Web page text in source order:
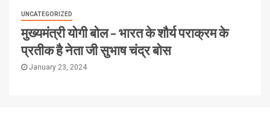
UNCATEGORIZED
मुख्यमंत्री योगी बोल – भारत के शौर्य पराक्रम के
प्रतीक है नेता जी सुभाष चंद्र बोस
January 23, 2024